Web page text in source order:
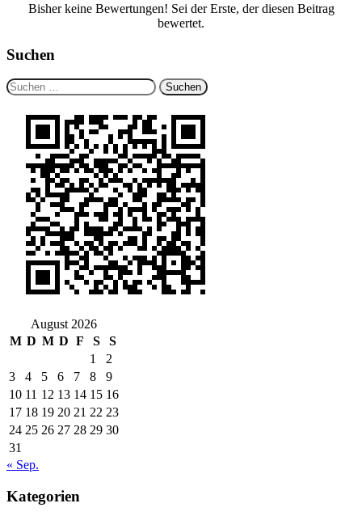
Bisher keine Bewertungen! Sei der Erste, der diesen Beitrag
bewertet.
Suchen
Suchen
nach:
August 2026
M D M D F S
S
1
2
3
4 5 6 7 8
9
10 11 12 13 14 15 16
17 18 19 20 21 22 23
24 25 26 27 28 29 30
31
« Sep.
Kategorien